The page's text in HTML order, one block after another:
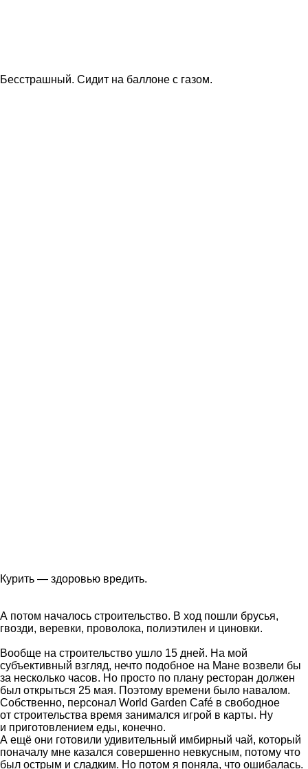
Бесстрашный. Сидит на баллоне с газом.
Курить — здоровью вредить.
А потом началось строительство. В ход пошли брусья,
гвозди, веревки, проволока, полиэтилен и циновки.
Вообще на строительство ушло 15 дней. На мой
субъективный взгляд, нечто подобное на Мане возвели бы
за несколько часов. Но просто по плану ресторан должен
был открыться 25 мая. Поэтому времени было навалом.
Собственно, персонал World Garden Café в свободное
от строительства время занимался игрой в карты. Ну
и приготовлением еды, конечно.
А ещё они готовили удивительный имбирный чай, который
поначалу мне казался совершенно невкусным, потому что
был острым и сладким. Но потом я поняла, что ошибалась.